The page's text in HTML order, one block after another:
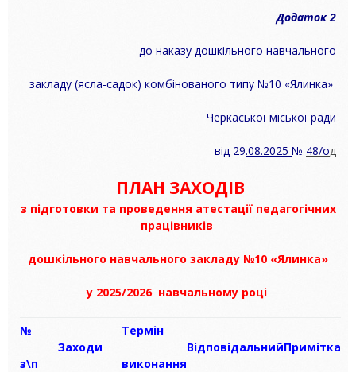
Додаток 2
до наказу дошкільного навчального
закладу (ясла-садок) комбінованого типу №10 «Ялинка»
Черкаської міської ради
від 29.08.2025 № 48/од
ПЛАН ЗАХОДІВ
з підготовки та проведення атестації педагогічних
працівників
дошкільного навчального закладу №10 «Ялинка»
у 2025/2026навчальному році
№
з\п
Заходи
Термін
виконання
ВідповідальнийПримітка